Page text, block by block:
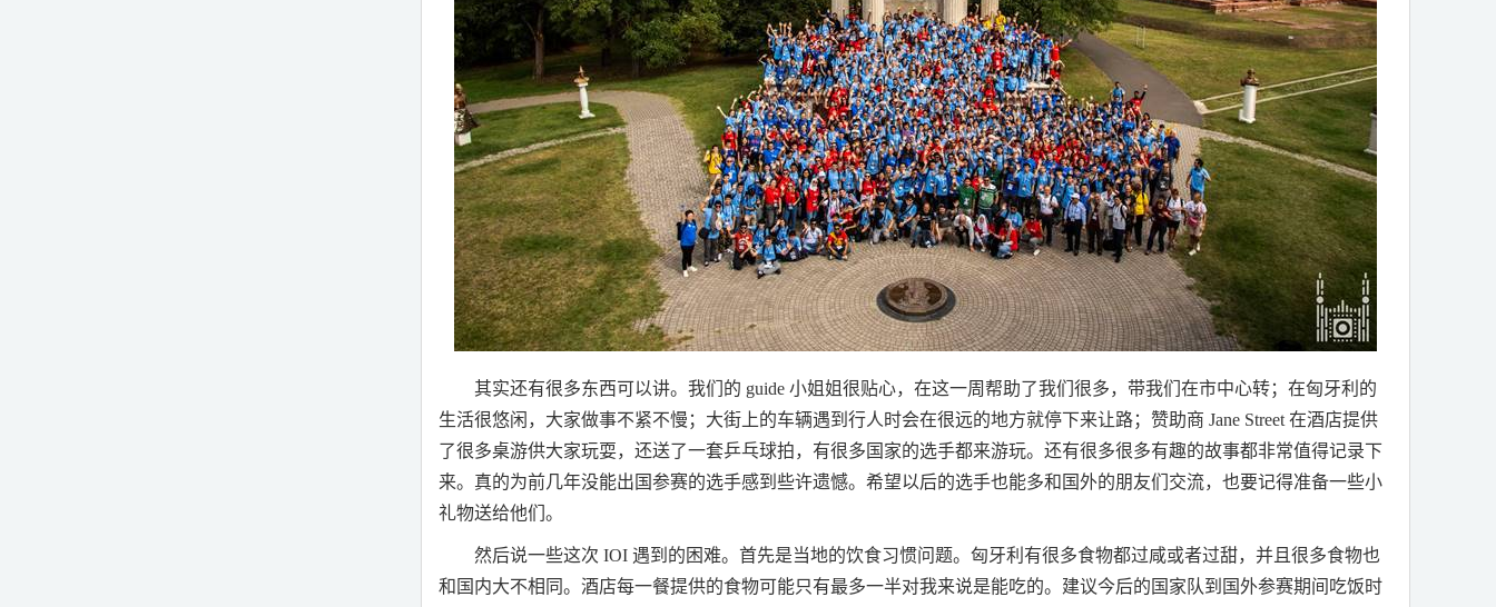
其实还有很多东西可以讲。我们的 guide小姐姐很贴心，在这一周帮助了我们很多，带我们在市中心转；在匈牙利的
生活很悠闲，大家做事不紧不慢；大街上的车辆遇到行人时会在很远的地方就停下来让路；赞助商 Jane Street在酒店提供
了很多桌游供大家玩耍，还送了一套乒乓球拍，有很多国家的选手都来游玩。还有很多很多有趣的故事都非常值得记录下
来。真的为前几年没能出国参赛的选手感到些许遗憾。希望以后的选手也能多和国外的朋友们交流，也要记得准备一些小
礼物送给他们。
然后说一些这次 IOI遇到的困难。首先是当地的饮食习惯问题。匈牙利有很多食物都过咸或者过甜，并且很多食物也
和国内大不相同。酒店每一餐提供的食物可能只有最多一半对我来说是能吃的。建议今后的国家队到国外参赛期间吃饭时